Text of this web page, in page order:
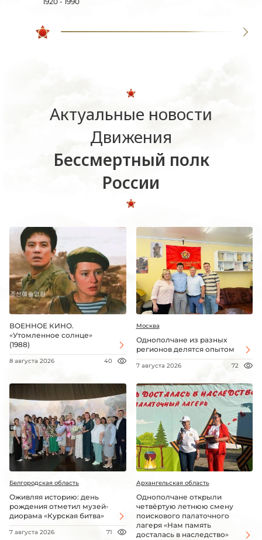
Актуальные новости
Движения
Бессмертный полк
России
ВОЕННОЕ КИНО.
«Утомленное солнце»
(1988)
8 августа 2026 40
Москва
Однополчане из разных
регионов делятся опытом
7 августа 2026 72
Белгородская область
Оживляя историю: день
рождения отметил музей-
диорама «Курская битва»
7 августа 2026 71
Архангельская область
Однополчане открыли
четвёртую летнюю смену
поискового палаточного
лагеря «Нам память
досталась в наследство»